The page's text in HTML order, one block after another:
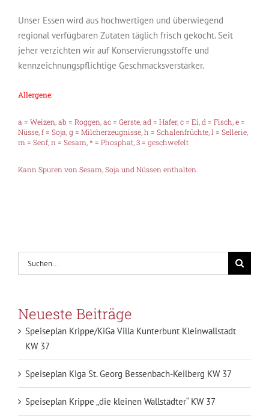
Unser Essen wird aus hochwertigen und überwiegend
regional verfügbaren Zutaten täglich frisch gekocht. Seit
jeher verzichten wir auf Konservierungsstoffe und
kennzeichnungspflichtige Geschmacksverstärker.
Allergene:
a = Weizen, ab = Roggen, ac = Gerste, ad = Hafer, c = Ei, d = Fisch, e =
Nüsse, f = Soja, g = Milcherzeugnisse, h = Schalenfrüchte, l = Sellerie,
m = Senf, n = Sesam, * = Phosphat, 3 = geschwefelt
Kann Spuren von Sesam, Soja und Nüssen enthalten.
Suche
nach:
Neueste Beiträge
Speiseplan Krippe/KiGa Villa Kunterbunt Kleinwallstadt
KW 37
Speiseplan Kiga St. Georg Bessenbach-Keilberg KW 37
Speiseplan Krippe „die kleinen Wallstädter“ KW 37